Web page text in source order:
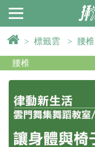
> 標籤雲 > 腰椎
腰椎